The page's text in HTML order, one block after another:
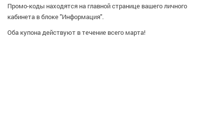
Промо-коды находятся на главной странице вашего личного
кабинета в блоке "Информация".
Оба купона действуют в течение всего марта!